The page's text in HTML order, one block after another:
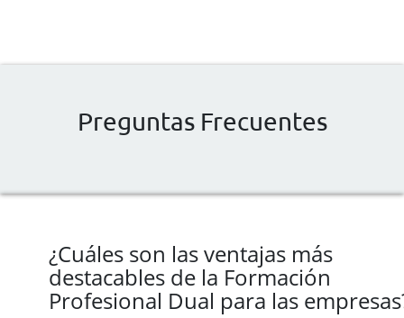
Preguntas Frecuentes
¿Cuáles son las ventajas más
destacables de la Formación
Profesional Dual para las